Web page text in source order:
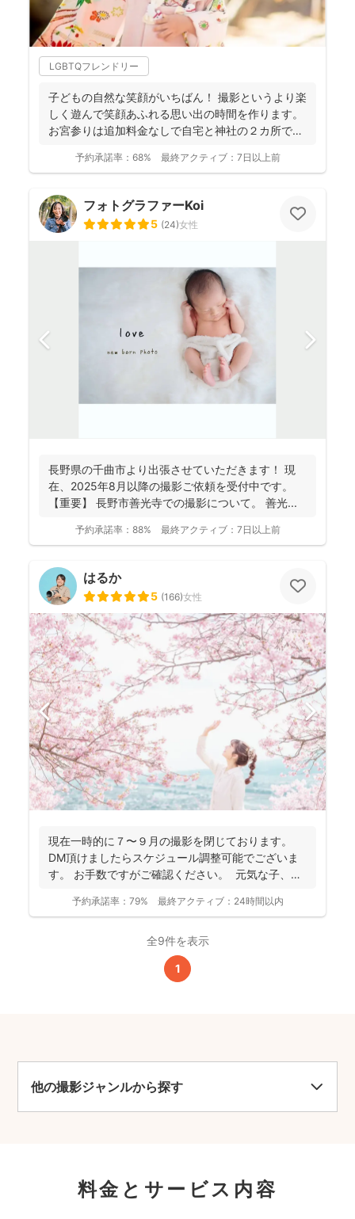
LGBTQフレンドリー
子どもの自然な笑顔がいちばん！ 撮影というより楽
しく遊んで笑顔あふれる思い出の時間を作ります。
お宮参りは追加料金なしで自宅と神社の２カ所で撮
予約承諾率： 68% 最終アクティブ： 7日以上前
フォトグラファーKoi
5 (24)女性
長野県の千曲市より出張させていただきます！ 現
在、2025年8月以降の撮影ご依頼を受付中です。
【重要】 長野市善光寺での撮影について。 善光...
予約承諾率： 88% 最終アクティブ： 7日以上前
はるか
5 (166)女性
現在一時的に７〜９月の撮影を閉じております。
DM頂けましたらスケジュール調整可能でございま
す。 お手数ですがご確認ください。 元気な子、人
予約承諾率： 79% 最終アクティブ： 24時間以内
全9件を表示
1
他の撮影ジャンルから探す
料金とサービス内容